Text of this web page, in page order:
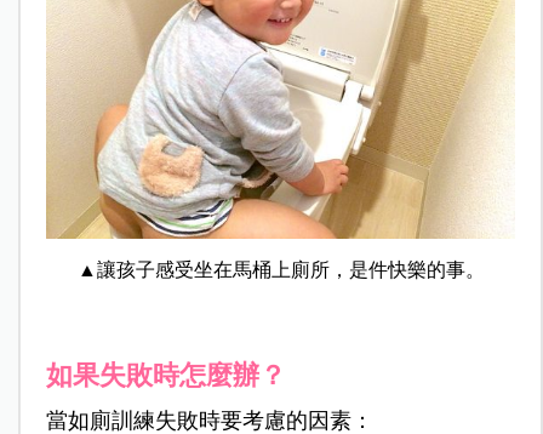
▲讓孩子感受坐在馬桶上廁所，是件快樂的事。
如果失敗時怎麼辦？
當如廁訓練失敗時要考慮的因素：